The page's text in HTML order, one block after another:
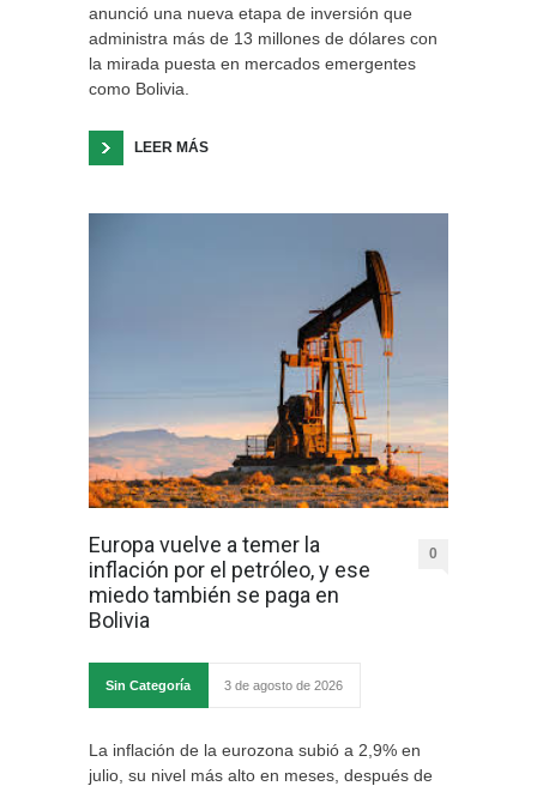
anunció una nueva etapa de inversión que
administra más de 13 millones de dólares con
la mirada puesta en mercados emergentes
como Bolivia.
LEER MÁS
Europa vuelve a temer la
inflación por el petróleo, y ese
miedo también se paga en
Bolivia
0
Sin Categoría 3 de agosto de 2026
La inflación de la eurozona subió a 2,9% en
julio, su nivel más alto en meses, después de